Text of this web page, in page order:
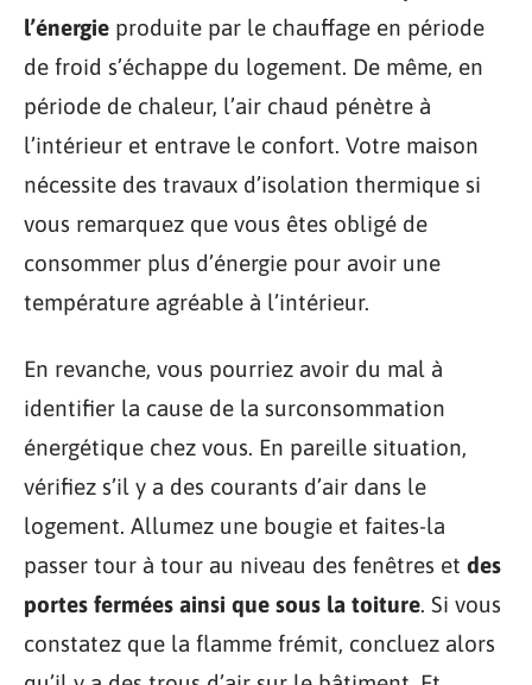
l’énergie produite par le chauffage en période
de froid s’échappe du logement. De même, en
période de chaleur, l’air chaud pénètre à
l’intérieur et entrave le confort. Votre maison
nécessite des travaux d’isolation thermique si
vous remarquez que vous êtes obligé de
consommer plus d’énergie pour avoir une
température agréable à l’intérieur.
En revanche, vous pourriez avoir du mal à
identifier la cause de la surconsommation
énergétique chez vous. En pareille situation,
vérifiez s’il y a des courants d’air dans le
logement. Allumez une bougie et faites-la
passer tour à tour au niveau des fenêtres et des
portes fermées ainsi que sous la toiture. Si vous
constatez que la flamme frémit, concluez alors